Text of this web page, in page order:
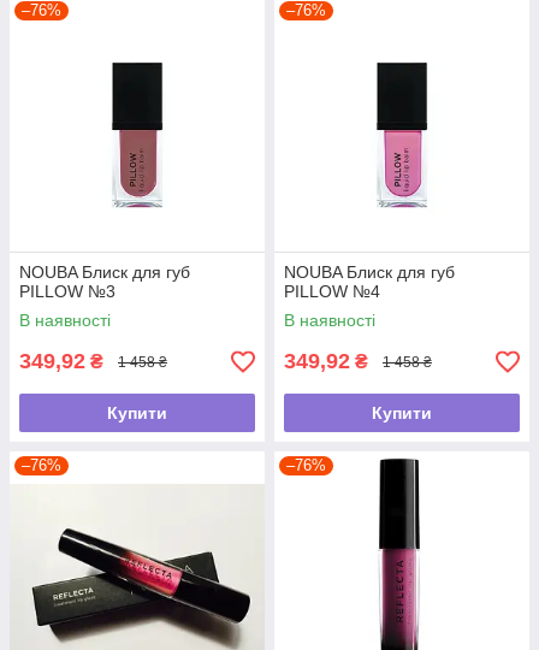
–76%
NOUBA Блиск для губ
PILLOW №3
В наявності
349,92 ₴ 1 458 ₴
Купити
–76%
NOUBA Блиск для губ
PILLOW №4
В наявності
349,92 ₴ 1 458 ₴
Купити
–76% –76%